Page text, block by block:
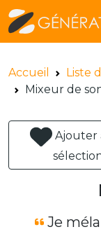
Accueil Liste
Mixeur de
Ajouter
Je